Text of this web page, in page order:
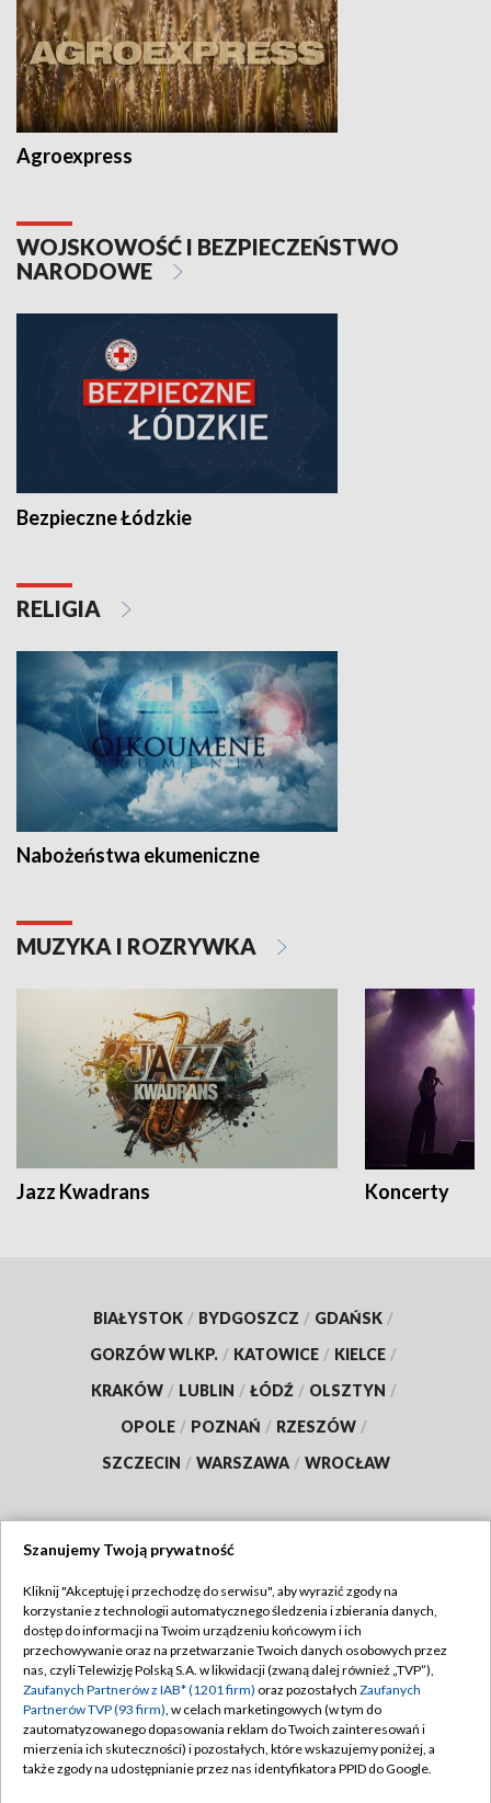
Agroexpress
WOJSKOWOŚĆ I BEZPIECZEŃSTWO
NARODOWE
Bezpieczne Łódzkie
RELIGIA
Nabożeństwa ekumeniczne
MUZYKA I ROZRYWKA
Jazz Kwadrans Koncerty
BIAŁYSTOK / BYDGOSZCZ / GDAŃSK /
GORZÓW WLKP. / KATOWICE / KIELCE /
KRAKÓW / LUBLIN / ŁÓDŹ / OLSZTYN /
OPOLE / POZNAŃ / RZESZÓW /
SZCZECIN / WARSZAWA / WROCŁAW
TVP
Abonament TVP
Emisja w TVP
Centrum informacji TVP
Naziemna Telewizja Cyfrowa
Regulamin TVP
Polityka prywatności
Moje zgody
Pomoc
Szanujemy Twoją prywatność
Kliknij "Akceptuję i przechodzę do serwisu", aby wyrazić zgody na
korzystanie z technologii automatycznego śledzenia i zbierania danych,
dostęp do informacji na Twoim urządzeniu końcowym i ich
przechowywanie oraz na przetwarzanie Twoich danych osobowych przez
nas, czyli Telewizję Polską S.A. w likwidacji (zwaną dalej również „TVP”),
Zaufanych Partnerów z IAB* (1201 firm) oraz pozostałych Zaufanych
Partnerów TVP (93 firm), w celach marketingowych (w tym do
zautomatyzowanego dopasowania reklam do Twoich zainteresowań i
mierzenia ich skuteczności) i pozostałych, które wskazujemy poniżej, a
także zgody na udostępnianie przez nas identyfikatora PPID do Google.